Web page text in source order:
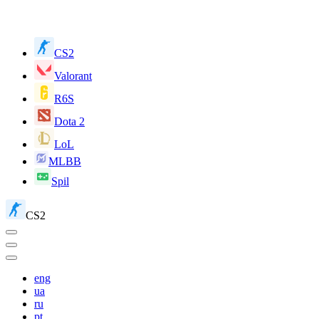
CS2
Valorant
R6S
Dota 2
LoL
MLBB
Spil
CS2
eng
ua
ru
pt